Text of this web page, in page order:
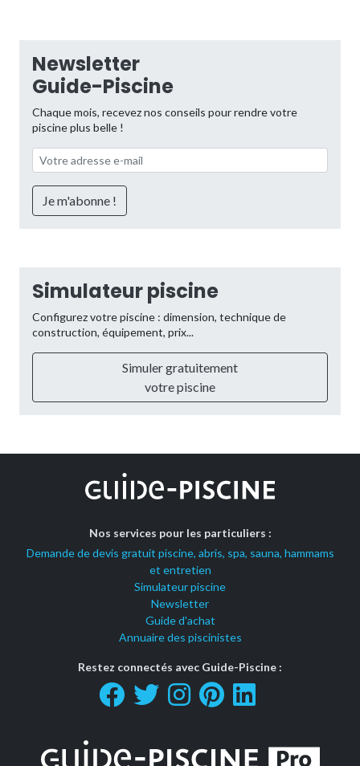
Newsletter
Guide-Piscine
Chaque mois, recevez nos conseils pour rendre votre
piscine plus belle !
Simulateur piscine
Configurez votre piscine : dimension, technique de
construction, équipement, prix...
Simuler gratuitement
votre piscine
Nos services pour les particuliers :
Demande de devis gratuit piscine, abris, spa, sauna, hammams
et entretien
Simulateur piscine
Newsletter
Guide d'achat
Annuaire des piscinistes
Restez connectés avec Guide-Piscine :